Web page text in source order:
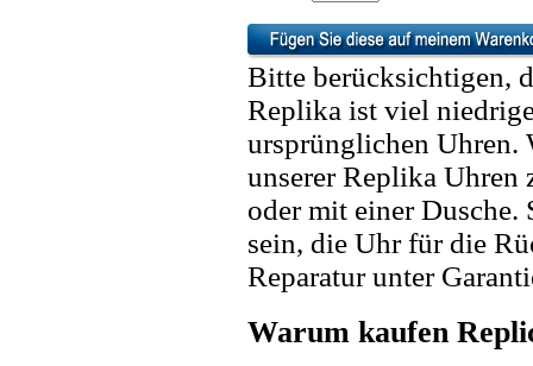
Bitte berücksichtigen,
Replika ist viel
ursprünglichen Uhren.
unserer Replika Uhren
oder mit einer
sein, die Uhr für die
Reparatur unter
Warum kaufen